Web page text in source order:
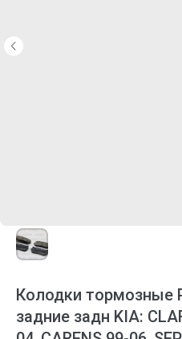
Колодки тормозные
задние задн KIA: